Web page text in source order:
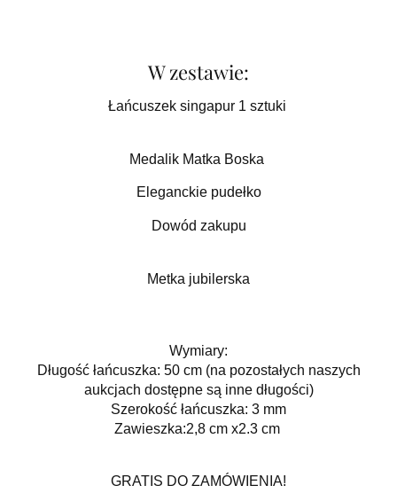
W zestawie:
Łańcuszek singapur 1 sztuki
Medalik Matka Boska
Eleganckie pudełko
Dowód zakupu
Metka jubilerska
Wymiary:
Długość łańcuszka: 50 cm (na pozostałych naszych
aukcjach dostępne są inne długości)
Szerokość łańcuszka: 3 mm
Zawieszka:2,8 cm x2.3 cm
GRATIS DO ZAMÓWIENIA!